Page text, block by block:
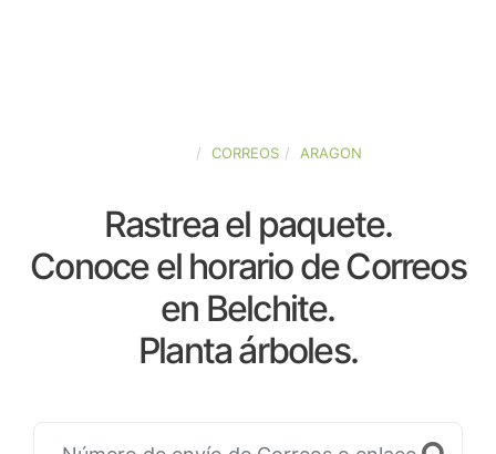
CORREOS ARAGON
Rastrea el paquete.
Conoce el horario de Correos
en Belchite.
Planta árboles.